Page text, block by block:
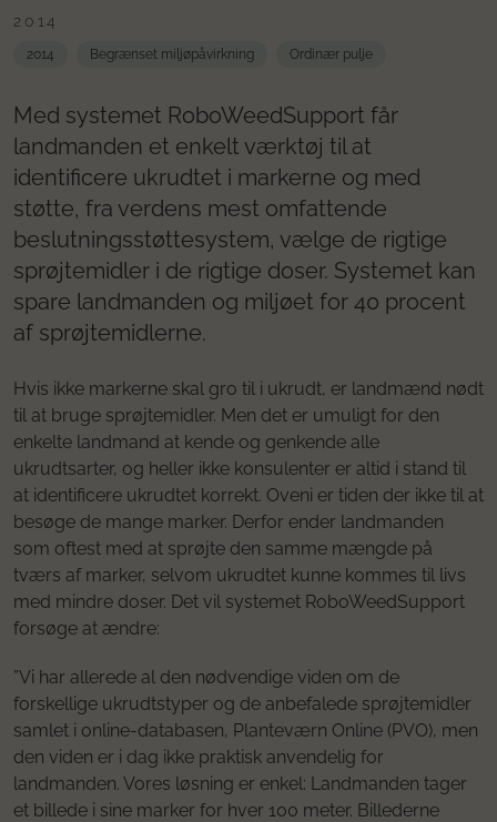
2014
2014 Begrænset miljøpåvirkning Ordinær pulje
Med systemet RoboWeedSupport får
landmanden et enkelt værktøj til at
identificere ukrudtet i markerne og med
støtte, fra verdens mest omfattende
beslutningsstøttesystem, vælge de rigtige
sprøjtemidler i de rigtige doser. Systemet kan
spare landmanden og miljøet for 40 procent
af sprøjtemidlerne.
Hvis ikke markerne skal gro til i ukrudt, er landmænd nødt
til at bruge sprøjtemidler. Men det er umuligt for den
enkelte landmand at kende og genkende alle
ukrudtsarter, og heller ikke konsulenter er altid i stand til
at identificere ukrudtet korrekt. Oveni er tiden der ikke til at
besøge de mange marker. Derfor ender landmanden
som oftest med at sprøjte den samme mængde på
tværs af marker, selvom ukrudtet kunne kommes til livs
med mindre doser. Det vil systemet RoboWeedSupport
forsøge at ændre:
”Vi har allerede al den nødvendige viden om de
forskellige ukrudtstyper og de anbefalede sprøjtemidler
samlet i online-databasen, Planteværn Online (PVO), men
den viden er i dag ikke praktisk anvendelig for
landmanden. Vores løsning er enkel: Landmanden tager
et billede i sine marker for hver 100 meter. Billederne